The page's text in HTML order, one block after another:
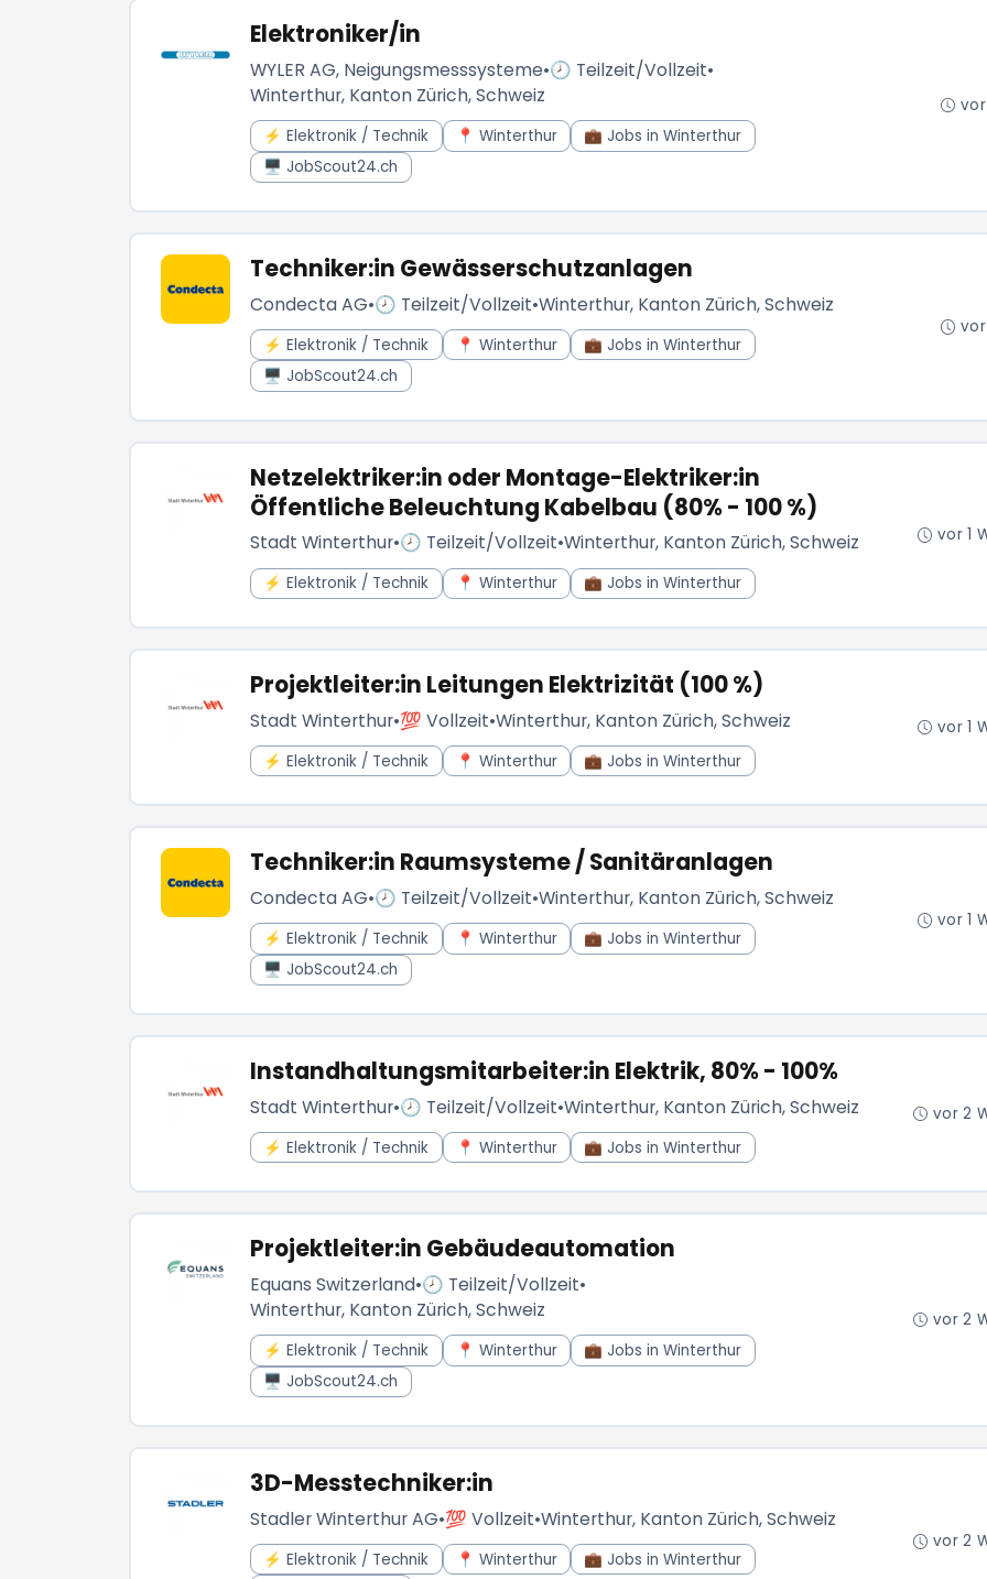
Elektroniker/in
WYLER AG, Neigungsmesssysteme•🕗 Teilzeit/Vollzeit•
Winterthur, Kanton Zürich, Schweiz
⚡ Elektronik / Technik 📍 Winterthur
💼 Jobs in Winterthur
🖥️ JobScout24.ch
vor
Techniker:in Gewässerschutzanlagen
Condecta AG•🕗 Teilzeit/Vollzeit•Winterthur, Kanton Zürich, Schweiz
⚡ Elektronik / Technik 📍 Winterthur
💼 Jobs in Winterthur
🖥️ JobScout24.ch
vor
Netzelektriker:in oder Montage-Elektriker:in
Öffentliche Beleuchtung Kabelbau (80% - 100 %)
Stadt Winterthur•🕗 Teilzeit/Vollzeit•Winterthur, Kanton Zürich, Schweiz
⚡ Elektronik / Technik 📍 Winterthur 💼 Jobs in Winterthur
vor 1
Projektleiter:in Leitungen Elektrizität (100 %)
Stadt Winterthur•💯 Vollzeit•Winterthur, Kanton Zürich, Schweiz
⚡ Elektronik / Technik 📍 Winterthur 💼 Jobs in Winterthur
vor 1
Techniker:in Raumsysteme / Sanitäranlagen
Condecta AG•🕗 Teilzeit/Vollzeit•Winterthur, Kanton Zürich, Schweiz
⚡ Elektronik / Technik 📍 Winterthur
💼 Jobs in Winterthur
🖥️ JobScout24.ch
vor 1
Instandhaltungsmitarbeiter:in Elektrik, 80% - 100%
Stadt Winterthur•🕗 Teilzeit/Vollzeit•Winterthur, Kanton Zürich, Schweiz
⚡ Elektronik / Technik 📍 Winterthur 💼 Jobs in Winterthur
vor 2
Projektleiter:in Gebäudeautomation
Equans Switzerland•🕗 Teilzeit/Vollzeit•
Winterthur, Kanton Zürich, Schweiz
⚡ Elektronik / Technik 📍 Winterthur
💼 Jobs in Winterthur
🖥️ JobScout24.ch
vor 2
3D-Messtechniker:in
Stadler Winterthur AG•💯 Vollzeit•Winterthur, Kanton Zürich, Schweiz
⚡ Elektronik / Technik 📍 Winterthur
💼 Jobs in Winterthur
vor 2